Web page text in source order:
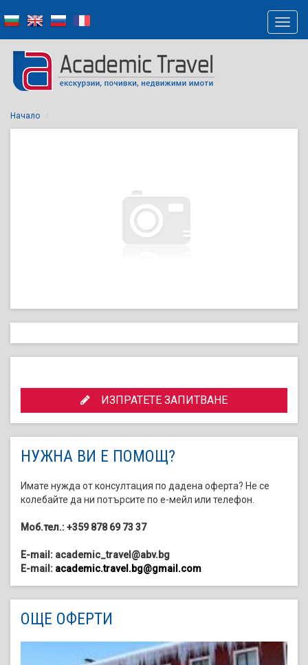
Начало
ИЗПРАТЕТЕ ЗАПИТВАНЕ
НУЖНА ВИ Е ПОМОЩ?
Имате нужда от консултация по дадена оферта? Не се
колебайте да ни потърсите по е-мейл или телефон.
Моб.тел.: +359 878 69 73 37
E-mail: academic_travel@abv.bg
E-mail: academic.travel.bg@gmail.com
ОЩЕ ОФЕРТИ